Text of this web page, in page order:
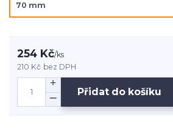
254 Kč/ks
210 Kč bez DPH
Přidat do košíku